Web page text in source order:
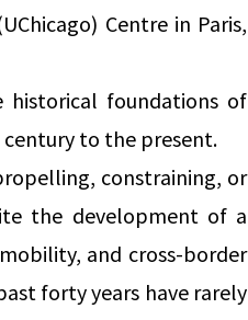
Centre in Paris,
foundations of
to the present.
constraining, or
the development of a
and cross-border
forty years have rarely